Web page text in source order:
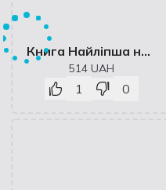
Книга Найліпша неофіційна енциклопедія для майнкрафтерів
514 UAH
1 0